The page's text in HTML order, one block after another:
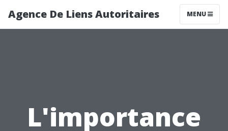
Agence De Liens Autoritaires MENU
L'importance